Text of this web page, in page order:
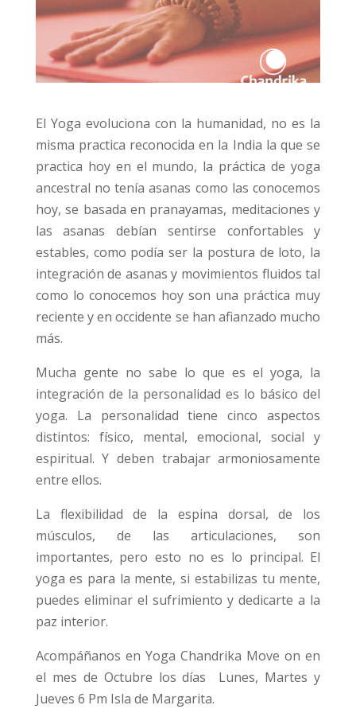
El Yoga evoluciona con la humanidad, no es la
misma practica reconocida en la India la que se
practica hoy en el mundo, la práctica de yoga
ancestral no tenía asanas como las conocemos
hoy, se basada en pranayamas, meditaciones y
las asanas debían sentirse confortables y
estables, como podía ser la postura de loto, la
integración de asanas y movimientos fluidos tal
como lo conocemos hoy son una práctica muy
reciente y en occidente se han afianzado mucho
más.
Mucha gente no sabe lo que es el yoga, la
integración de la personalidad es lo básico del
yoga. La personalidad tiene cinco aspectos
distintos: físico, mental, emocional, social y
espiritual. Y deben trabajar armoniosamente
entre ellos.
La flexibilidad de la espina dorsal, de los
músculos, de las articulaciones, son
importantes, pero esto no es lo principal. El
yoga es para la mente, si estabilizas tu mente,
puedes eliminar el sufrimiento y dedicarte a la
paz interior.
Acompáñanos en Yoga Chandrika Move on en
el mes de Octubre los días Lunes, Martes y
Jueves 6 Pm Isla de Margarita.